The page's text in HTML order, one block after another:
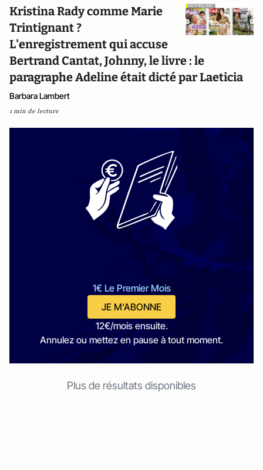
Kristina Rady comme Marie
Trintignant ?
L'enregistrement qui accuse
Bertrand Cantat, Johnny, le livre : le
paragraphe Adeline était dicté par Laeticia
Barbara Lambert
1 min de lecture
1€ Le Premier Mois
JE M'ABONNE
12€/mois ensuite.
Annulez ou mettez en pause à tout moment.
Plus de résultats disponibles